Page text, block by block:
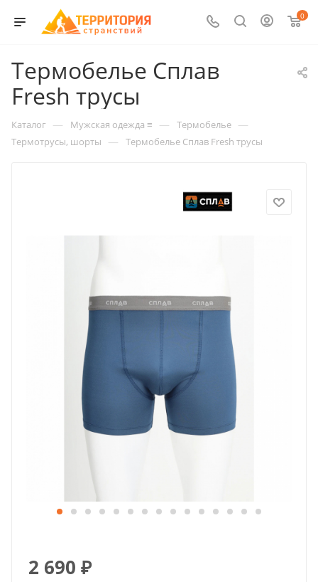
0
Термобелье Сплав
Fresh трусы
Каталог — Мужская одежда ≡ — Термобелье —
Термотрусы, шорты — Термобелье Сплав Fresh трусы
2 690 ₽